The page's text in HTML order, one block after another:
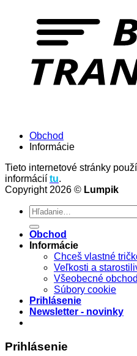
Obchod
Informácie
Tieto internetové stránky
informácií tu.
Copyright 2026 © Lumpik
Hľadať:
Obchod
Informácie
Chceš vlastné
Veľkosti a
Všeobecné
Súbory cookie
Prihlásenie
Newsletter - novinky
Prihlásenie